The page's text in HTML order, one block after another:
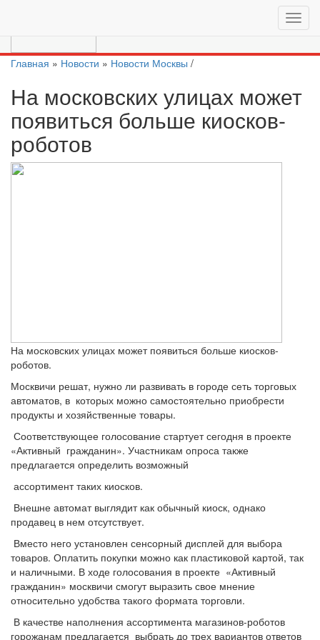
Главная » Новости » Новости Москвы /
На московских улицах может
появиться больше киосков-
роботов
На московских улицах может появиться больше киосков-
роботов.
Москвичи решат, нужно ли развивать в городе сеть торговых
автоматов, в которых можно самостоятельно приобрести
продукты и хозяйственные товары.
Соответствующее голосование стартует сегодня в проекте
«Активный гражданин». Участникам опроса также
предлагается определить возможный
ассортимент таких киосков.
Внешне автомат выглядит как обычный киоск, однако
продавец в нем отсутствует.
Вместо него установлен сенсорный дисплей для выбора
товаров. Оплатить покупки можно как пластиковой картой, так
и наличными. В ходе голосования в проекте «Активный
гражданин» москвичи смогут выразить свое мнение
относительно удобства такого формата торговли.
В качестве наполнения ассортимента магазинов-роботов
горожанам предлагается выбрать до трех вариантов ответов